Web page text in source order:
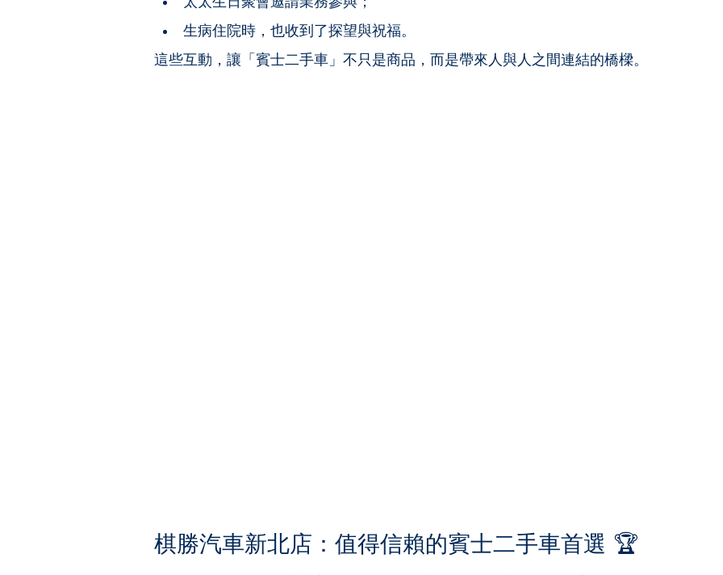
生病住院時，也收到了探望與祝福。
這些互動，讓「賓士二手車」不只是商品，而是帶來人與人之間連結的橋樑。
棋勝汽車新北店：值得信賴的賓士二手車首選 🏆